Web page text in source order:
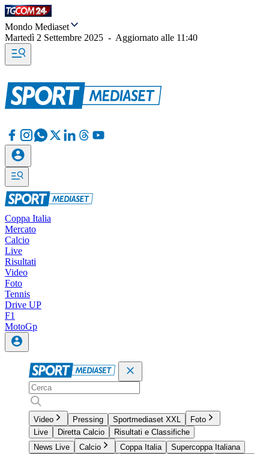
Mondo Mediaset
Martedì 2 Settembre 2025 - Aggiornato alle 11:40
Coppa Italia
Mercato
Calcio
Live
Risultati
Video
Foto
Tennis
Drive UP
F1
MotoGp
Video Pressing Sportmediaset XXL
Foto
Live
Diretta Calcio
Risultati e Classifiche
News Live
Calcio Coppa Italia
Supercoppa Italiana